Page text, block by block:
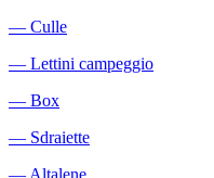
― Culle
― Lettini campeggio
― Box
― Sdraiette
― Altalene